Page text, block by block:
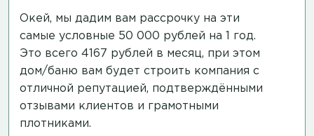
Окей, мы дадим вам рассрочку на эти
самые условные 50 000 рублей на 1 год.
Это всего 4167 рублей в месяц, при этом
дом/баню вам будет строить компания с
отличной репутацией, подтверждёнными
отзывами клиентов и грамотными
плотниками.